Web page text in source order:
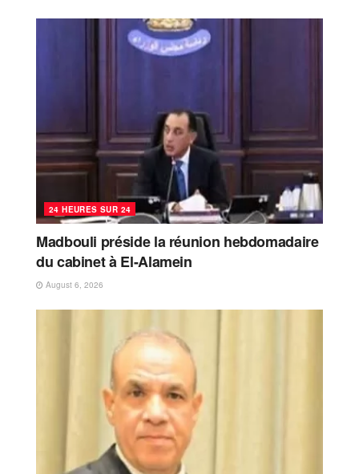
24 HEURES SUR 24
Madbouli préside la réunion hebdomadaire
du cabinet à El-Alamein
August 6, 2026